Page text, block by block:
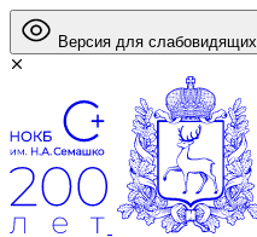
Версия для слабовидящих